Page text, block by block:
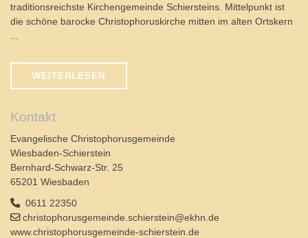
traditionsreichste Kirchengemeinde Schiersteins. Mittelpunkt ist
die schöne barocke Christophoruskirche mitten im alten Ortskern
WEITERLESEN
Kontakt
Evangelische Christophorusgemeinde
Wiesbaden-Schierstein
Bernhard-Schwarz-Str. 25
65201 Wiesbaden
0611 22350
christophorusgemeinde.schierstein@ekhn.de
www.christophorusgemeinde-schierstein.de